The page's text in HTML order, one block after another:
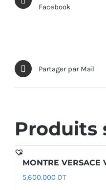
Facebook
Partager par Mail
Produits
MONTRE VERSACE
5,600.000 DT